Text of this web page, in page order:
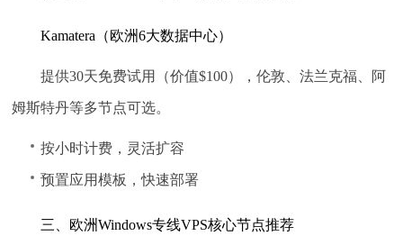
Kamatera（欧洲6大数据中心）
提供30天免费试用（价值$100），伦敦、法兰克福、阿
姆斯特丹等多节点可选。
按小时计费，灵活扩容
预置应用模板，快速部署
三、欧洲Windows专线VPS核心节点推荐